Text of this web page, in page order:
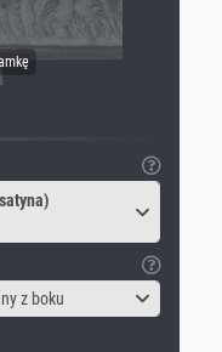
z boku